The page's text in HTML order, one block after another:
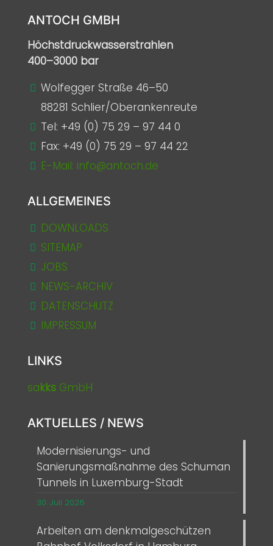
ANTOCH GMBH
Höchstdruckwasserstrahlen
400–3000 bar
Wolfegger Straße 46–50
88281 Schlier/Oberankenreute
Tel: +49 (0) 75 29 – 97 44 0
Fax: +49 (0) 75 29 – 97 44 22
E-Mail: info@antoch.de
ALLGEMEINES
DOWNLOADS
SITEMAP
JOBS
NEWS-ARCHIV
DATENSCHUTZ
IMPRESSUM
LINKS
sakks GmbH
AKTUELLES / NEWS
Modernisierungs- und
Sanierungsmaßnahme des Schuman
Tunnels in Luxemburg-Stadt
30. Juli 2026
Arbeiten am denkmalgeschützen